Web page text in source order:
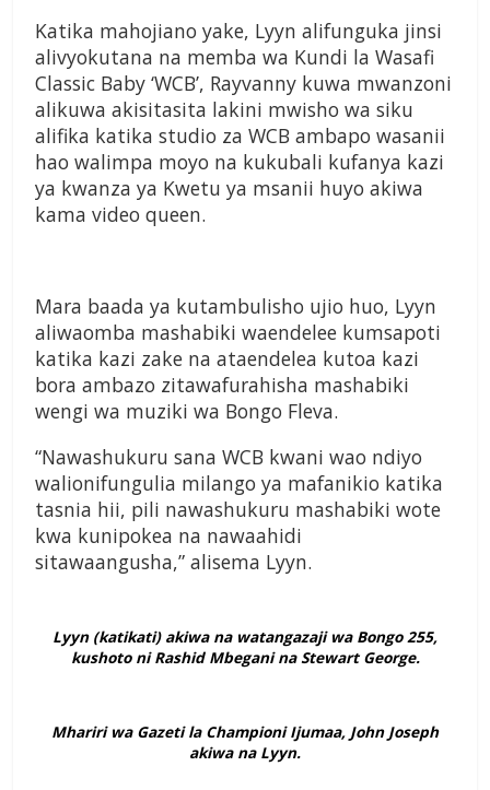
Katika mahojiano yake, Lyyn alifunguka jinsi
alivyokutana na memba wa Kundi la Wasafi
Classic Baby ‘WCB’, Rayvanny kuwa mwanzoni
alikuwa akisitasita lakini mwisho wa siku
alifika katika studio za WCB ambapo wasanii
hao walimpa moyo na kukubali kufanya kazi
ya kwanza ya Kwetu ya msanii huyo akiwa
kama video queen.
Mara baada ya kutambulisho ujio huo, Lyyn
aliwaomba mashabiki waendelee kumsapoti
katika kazi zake na ataendelea kutoa kazi
bora ambazo zitawafurahisha mashabiki
wengi wa muziki wa Bongo Fleva.
“Nawashukuru sana WCB kwani wao ndiyo
walionifungulia milango ya mafanikio katika
tasnia hii, pili nawashukuru mashabiki wote
kwa kunipokea na nawaahidi
sitawaangusha,” alisema Lyyn.
Lyyn (katikati) akiwa na watangazaji wa Bongo 255,
kushoto ni Rashid Mbegani na Stewart George.
Mhariri wa Gazeti la Championi Ijumaa, John Joseph
akiwa na Lyyn.